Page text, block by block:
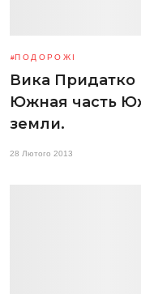
ПОДОРОЖІ
Вика Придатко
Южная часть
земли.
28 Лютого 2013